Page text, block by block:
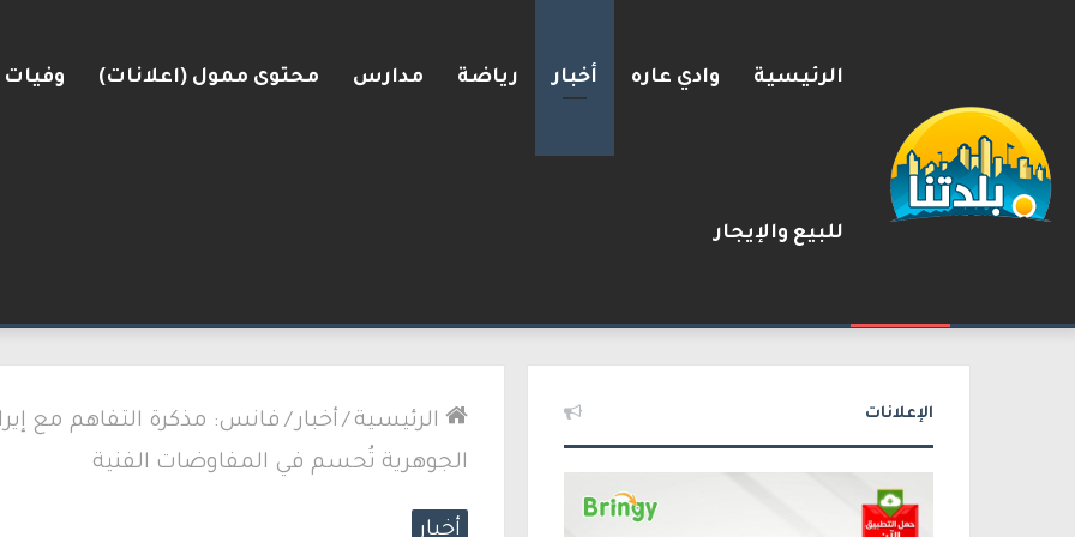
الرئيسية وادي عاره أخبار رياضة مدارس محتوى ممول (اعلانات) وفيات
للبيع والإيجار
الرئيسية / أخبار / فانس: مذكرة التفاهم مع
الجوهرية تُحسم في المفاوضات الفنية
أخبار
الإعلانات